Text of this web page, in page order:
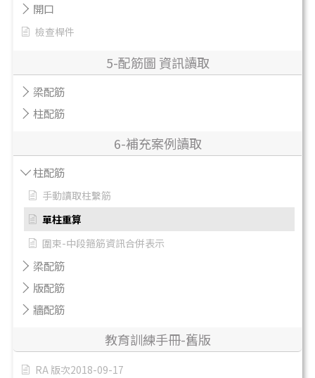
開口
檢查桿件
5-配筋圖 資訊讀取
梁配筋
柱配筋
6-補充案例讀取
柱配筋
手動讀取柱繫筋
單柱重算
圍束-中段箍筋資訊合併表示
梁配筋
版配筋
牆配筋
教育訓練手冊-舊版
RA 版次2018-09-17